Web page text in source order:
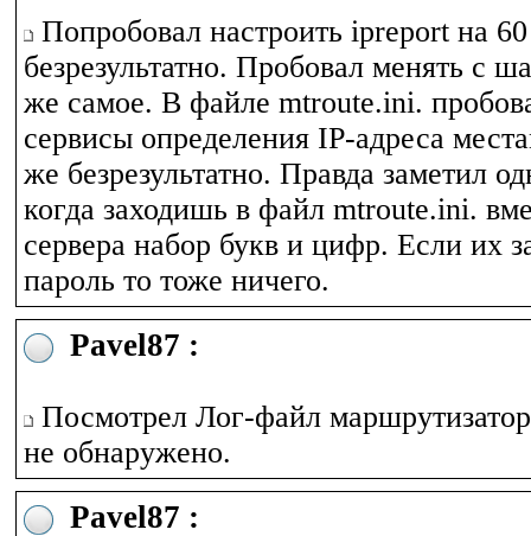
Попробовал настроить ipreport на
безрезультатно. Пробовал менять с
же самое. В файле mtroute.ini.
сервисы определения IP-адреса
же безрезультатно. Правда заметил
когда заходишь в файл mtroute.ini.
сервера набор букв и цифр. Если их
пароль то тоже ничего.
Pavel87 :
Посмотрел Лог-файл
не обнаружено.
Pavel87 :